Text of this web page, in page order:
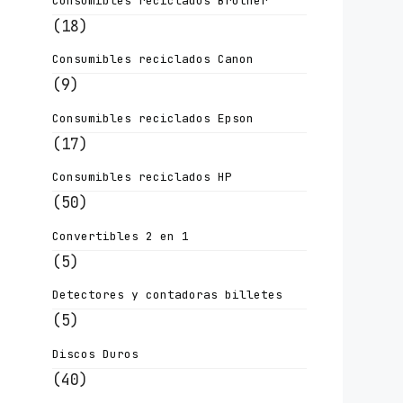
(18)
Consumibles reciclados Canon
(9)
Consumibles reciclados Epson
(17)
Consumibles reciclados HP
(50)
Convertibles 2 en 1
(5)
Detectores y contadoras billetes
(5)
Discos Duros
(40)